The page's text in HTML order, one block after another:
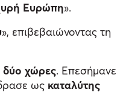
Ευρώπη».
», επιβεβαιώνοντας τη
δύο χώρες. Επεσήμανε
ως καταλύτης